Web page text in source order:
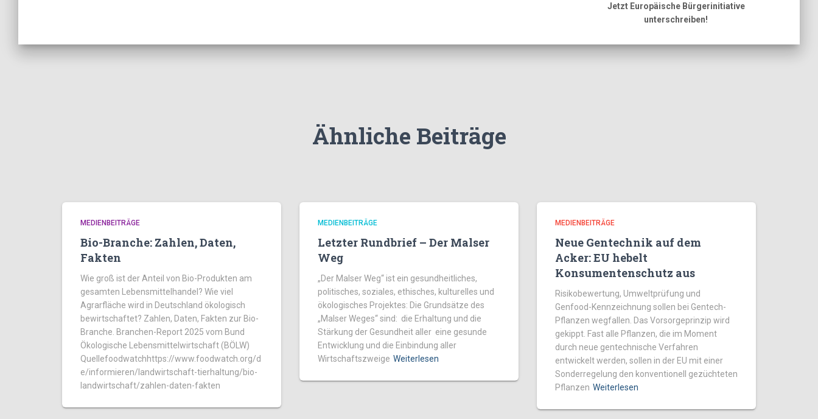
Jetzt Europäische Bürgerinitiative
unterschreiben!
Ähnliche Beiträge
MEDIENBEITRÄGE
Bio-Branche: Zahlen, Daten,
Fakten
Wie groß ist der Anteil von Bio-Produkten am
gesamten Lebensmittelhandel? Wie viel
Agrarfläche wird in Deutschland ökologisch
bewirtschaftet? Zahlen, Daten, Fakten zur Bio-
Branche. Branchen-Report 2025 vom Bund
Ökologische Lebensmittelwirtschaft (BÖLW)
Quellefoodwatchhttps://www.foodwatch.org/d
e/informieren/landwirtschaft-tierhaltung/bio-
landwirtschaft/zahlen-daten-fakten
MEDIENBEITRÄGE
Letzter Rundbrief – Der Malser
Weg
„Der Malser Weg“ ist ein gesundheitliches,
politisches, soziales, ethisches, kulturelles und
ökologisches Projektes: Die Grundsätze des
„Malser Weges“ sind: die Erhaltung und die
Stärkung der Gesundheit aller eine gesunde
Entwicklung und die Einbindung aller
Wirtschaftszweige Weiterlesen
MEDIENBEITRÄGE
Neue Gentechnik auf dem
Acker: EU hebelt
Konsumentenschutz aus
Risikobewertung, Umweltprüfung und
Genfood-Kennzeichnung sollen bei Gentech-
Pflanzen wegfallen. Das Vorsorgeprinzip wird
gekippt. Fast alle Pflanzen, die im Moment
durch neue gentechnische Verfahren
entwickelt werden, sollen in der EU mit einer
Sonderregelung den konventionell gezüchteten
Pflanzen Weiterlesen